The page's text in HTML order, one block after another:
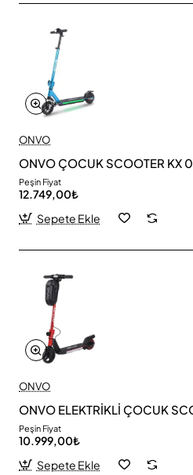
ONVO
ONVO ÇOCUK SCOOTER KX
Peşin Fiyat
12.749,00₺
Sepete Ekle
ONVO
ONVO ELEKTRİKLİ ÇOCUK
Peşin Fiyat
10.999,00₺
Sepete Ekle